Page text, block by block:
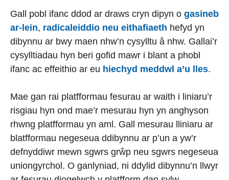
Gall pobl ifanc ddod ar draws cryn dipyn o gasineb
ar-lein, radicaleiddio neu eithafiaeth hefyd yn
dibynnu ar bwy maen nhw’n cysylltu â nhw. Gallai’r
cysylltiadau hyn beri gofid mawr i blant a phobl
ifanc ac effeithio ar eu hiechyd meddwl a’u lles.
Mae gan rai platfformau fesurau ar waith i liniaru’r
risgiau hyn ond mae’r mesurau hyn yn anghyson
rhwng platfformau yn aml. Gall mesurau lliniaru ar
blatfformau negeseua ddibynnu ar p’un a yw’r
defnyddiwr mewn sgwrs grŵp neu sgwrs negeseua
uniongyrchol. O ganlyniad, ni ddylid dibynnu’n llwyr